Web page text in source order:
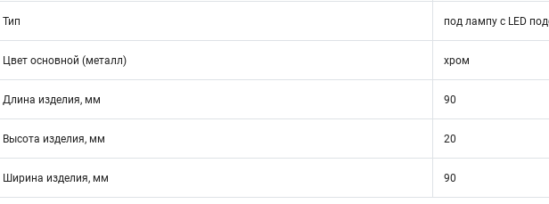
Тип под лампу с LED
Цвет основной (металл) хром
Длина изделия, мм 90
Высота изделия, мм 20
Ширина изделия, мм 90